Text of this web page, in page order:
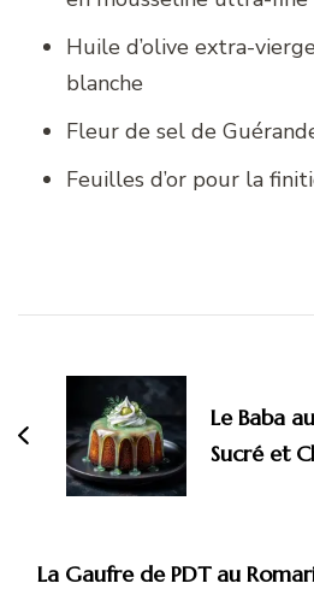
Huile d’olive extra-
blanche
Fleur de sel de
Feuilles d’or pour la
d'article
Le Baba
Sucré et
La Gaufre de PDT au